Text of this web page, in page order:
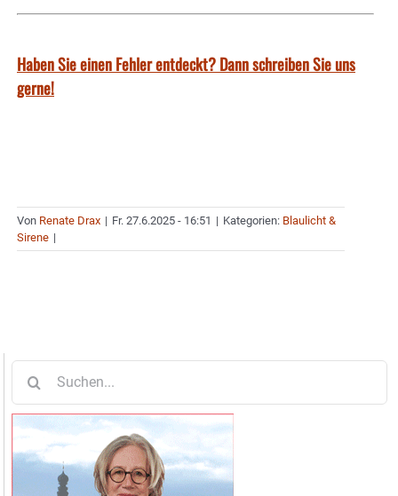
Haben Sie einen Fehler entdeckt? Dann schreiben Sie uns
gerne!
Von Renate Drax | Fr. 27.6.2025 - 16:51 | Kategorien: Blaulicht &
Sirene |
nach: